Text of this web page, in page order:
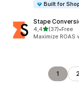
Built for
Stape
4,45 yıldız
(37)
toplam 37•Free
Maximize
1 2